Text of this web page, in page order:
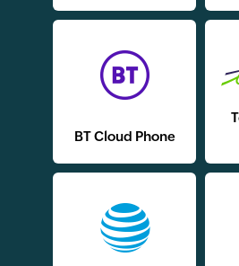
BT Cloud Phone